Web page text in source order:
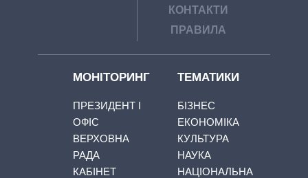
КОНТАКТИ
ПРАВИЛА
МОНІТОРИНГ
ПРЕЗИДЕНТ І
ОФІС
ВЕРХОВНА
РАДА
КАБІНЕТ
ТЕМАТИКИ
БІЗНЕС
ЕКОНОМІКА
КУЛЬТУРА
НАУКА
НАЦІОНАЛЬНА